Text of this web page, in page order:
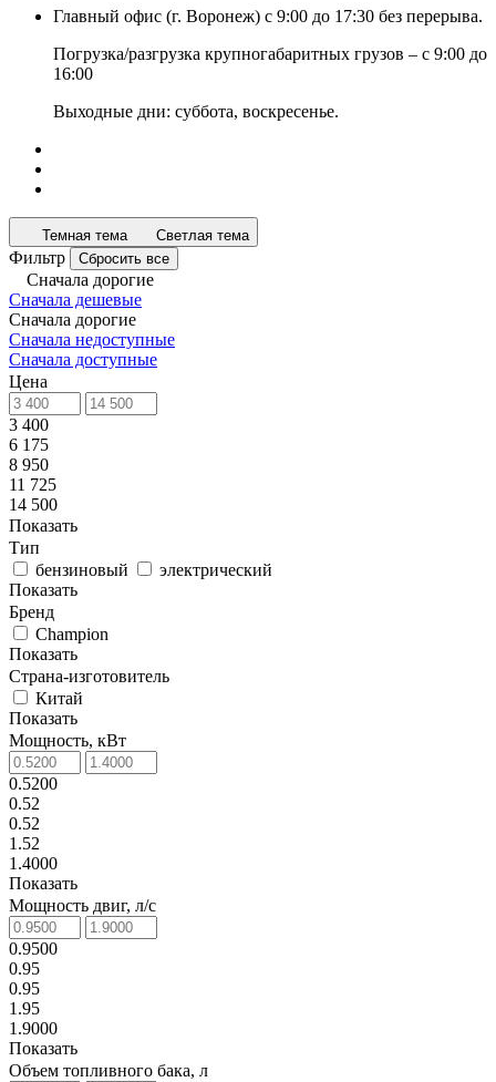
Главный офис (г. Воронеж) с 9:00 до 17:30 без перерыва.
Погрузка/разгрузка крупногабаритных грузов – с 9:00 до
16:00
Выходные дни: суббота, воскресенье.
Темная тема Светлая тема
Фильтр Сбросить все
Сначала дорогие
Сначала дешевые
Сначала дорогие
Сначала недоступные
Сначала доступные
Цена
3 400
6 175
8 950
11 725
14 500
Показать
Тип
бензиновый
электрический
Показать
Бренд
Champion
Показать
Страна-изготовитель
Китай
Показать
Мощность, кВт
0.5200
0.52
0.52
1.52
1.4000
Показать
Мощность двиг, л/с
0.9500
0.95
0.95
1.95
1.9000
Показать
Объем топливного бака, л